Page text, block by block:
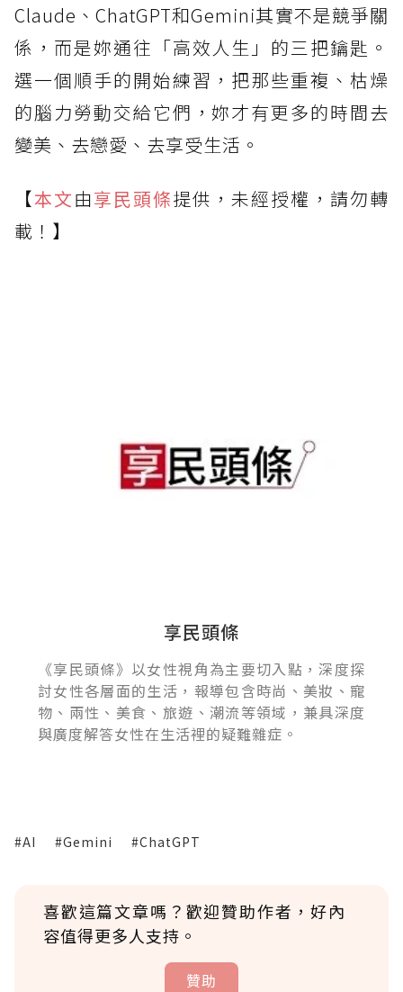
Claude、ChatGPT和Gemini其實不是競爭關
係，而是妳通往「高效人生」的三把鑰匙。
選一個順手的開始練習，把那些重複、枯燥
的腦力勞動交給它們，妳才有更多的時間去
變美、去戀愛、去享受生活。
【本文由享民頭條提供，未經授權，請勿轉
載！】
享民頭條
《享民頭條》以女性視角為主要切入點，深度探
討女性各層面的生活，報導包含時尚、美妝、寵
物、兩性、美食、旅遊、潮流等領域，兼具深度
與廣度解答女性在生活裡的疑難雜症。
#AI #Gemini #ChatGPT
喜歡這篇文章嗎？歡迎贊助作者，好內
容值得更多人支持。
贊助